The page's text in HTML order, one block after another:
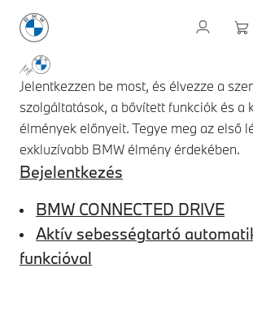
Jelentkezzen be most, és élvezze a
szolgáltatások, a bővített funkciók és a
élmények előnyeit. Tegye meg az első
exkluzívabb BMW élmény érdekében.
Bejelentkezés
BMW CONNECTED DRIVE
Aktív sebességtartó
funkcióval